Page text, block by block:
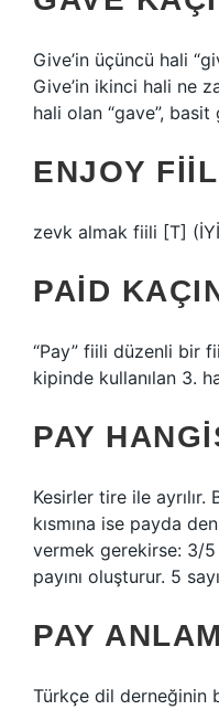
Give’in üçüncü hali
Give’in ikinci hali ne
hali olan “gave”, basit
ENJOY
zevk almak fiili [T]
PAID
“Pay” fiili düzenli bir
kipinde kullanılan 3.
PAY
Kesirler tire ile ayrılır.
kısmına ise payda
vermek gerekirse: 3/5
payını oluşturur. 5
PAY
Türkçe dil derneğinin